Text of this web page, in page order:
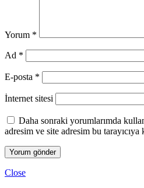
Yorum *
Ad *
E-posta *
İnternet sitesi
Daha sonraki yorumlarımda
adresim ve site adresim bu tarayıcıya
Close